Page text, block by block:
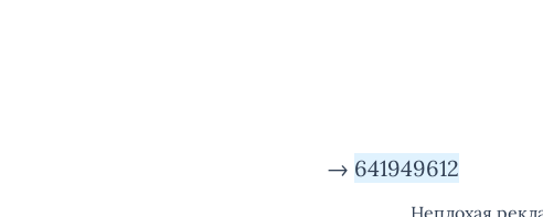
→ 641949612
Неплохая